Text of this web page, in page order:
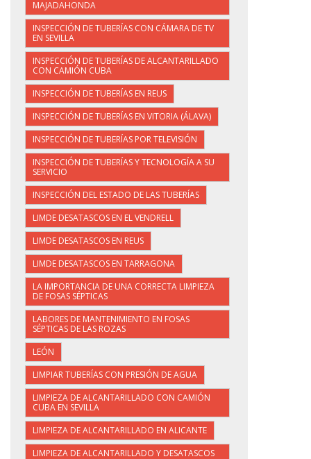
MAJADAHONDA
INSPECCIÓN DE TUBERÍAS CON CÁMARA DE TV
EN SEVILLA
INSPECCIÓN DE TUBERÍAS DE ALCANTARILLADO
CON CAMIÓN CUBA
INSPECCIÓN DE TUBERÍAS EN REUS
INSPECCIÓN DE TUBERÍAS EN VITORIA (ÁLAVA)
INSPECCIÓN DE TUBERÍAS POR TELEVISIÓN
INSPECCIÓN DE TUBERÍAS Y TECNOLOGÍA A SU
SERVICIO
INSPECCIÓN DEL ESTADO DE LAS TUBERÍAS
LIMDE DESATASCOS EN EL VENDRELL
LIMDE DESATASCOS EN REUS
LIMDE DESATASCOS EN TARRAGONA
LA IMPORTANCIA DE UNA CORRECTA LIMPIEZA
DE FOSAS SÉPTICAS
LABORES DE MANTENIMIENTO EN FOSAS
SÉPTICAS DE LAS ROZAS
LEÓN
LIMPIAR TUBERÍAS CON PRESIÓN DE AGUA
LIMPIEZA DE ALCANTARILLADO CON CAMIÓN
CUBA EN SEVILLA
LIMPIEZA DE ALCANTARILLADO EN ALICANTE
LIMPIEZA DE ALCANTARILLADO Y DESATASCOS